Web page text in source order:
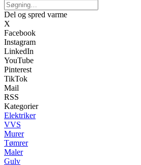
Del og spred varme
X
Facebook
Instagram
LinkedIn
YouTube
Pinterest
TikTok
Mail
RSS
Kategorier
Elektriker
VVS
Murer
Tømrer
Maler
Gulv